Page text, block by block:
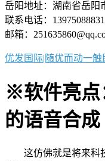
岳阳地址：湖南省岳阳
联系电话：13975088831
邮箱：
优发国际|随优而动一触
※软件亮
的语音合成
这仿佛就是将来科技